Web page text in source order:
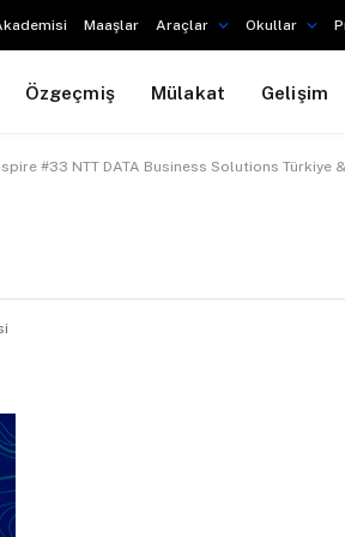
Maaşlar Araçlar Okullar
Özgeçmiş Mülakat Gelişim
#33 NTT DATA Business Solutions Türkiye